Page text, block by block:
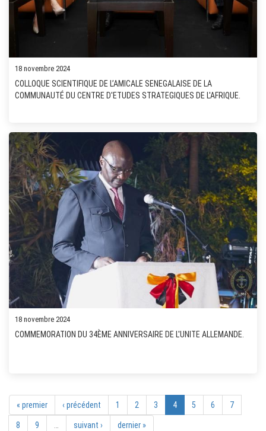
18 novembre 2024
COLLOQUE SCIENTIFIQUE DE L’AMICALE SENEGALAISE DE LA
COMMUNAUTÉ DU CENTRE D'ETUDES STRATEGIQUES DE L'AFRIQUE.
18 novembre 2024
COMMEMORATION DU 34ÈME ANNIVERSAIRE DE L'UNITE ALLEMANDE.
« premier ‹ précédent 1 2 3 4 5 6 7
8 9 … suivant › dernier »